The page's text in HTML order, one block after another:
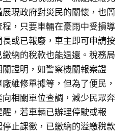
現政府對災民的關懷，也簡
，只要車輛在豪雨中受損導
或已報廢，車主即可申請按
納的稅款也能退還。稅務局
證明，如警察機關報案證
維修單據等，但為了便民，
相關單位查調，減少民眾奔
，若車輛已辦理停駛或報
止課徵，已繳納的溢繳稅款